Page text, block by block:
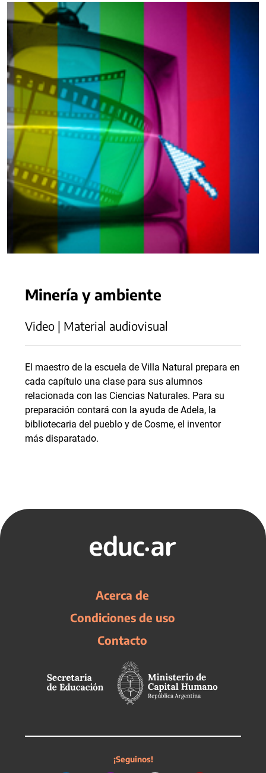
Minería y ambiente
Video | Material audiovisual
El maestro de la escuela de Villa Natural prepara en
cada capítulo una clase para sus alumnos
relacionada con las Ciencias Naturales. Para su
preparación contará con la ayuda de Adela, la
bibliotecaria del pueblo y de Cosme, el inventor
más disparatado.
Acerca de
Condiciones de uso
Contacto
¡Seguinos!